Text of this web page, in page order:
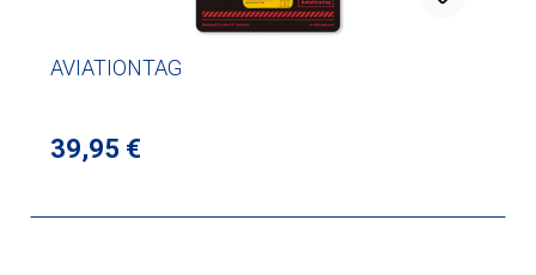
AVIATIONTAG
Regulärer Preis:
39,95 €